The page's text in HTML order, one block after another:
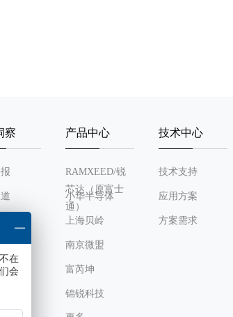
察 产品中心
RAMXEED/锐
芯达（原富士
通）
小华半导体
上海贝岭
南京微盟
富芮坤
锦锐科技
技术中心
技术支持
应用方案
方案需求
在
会